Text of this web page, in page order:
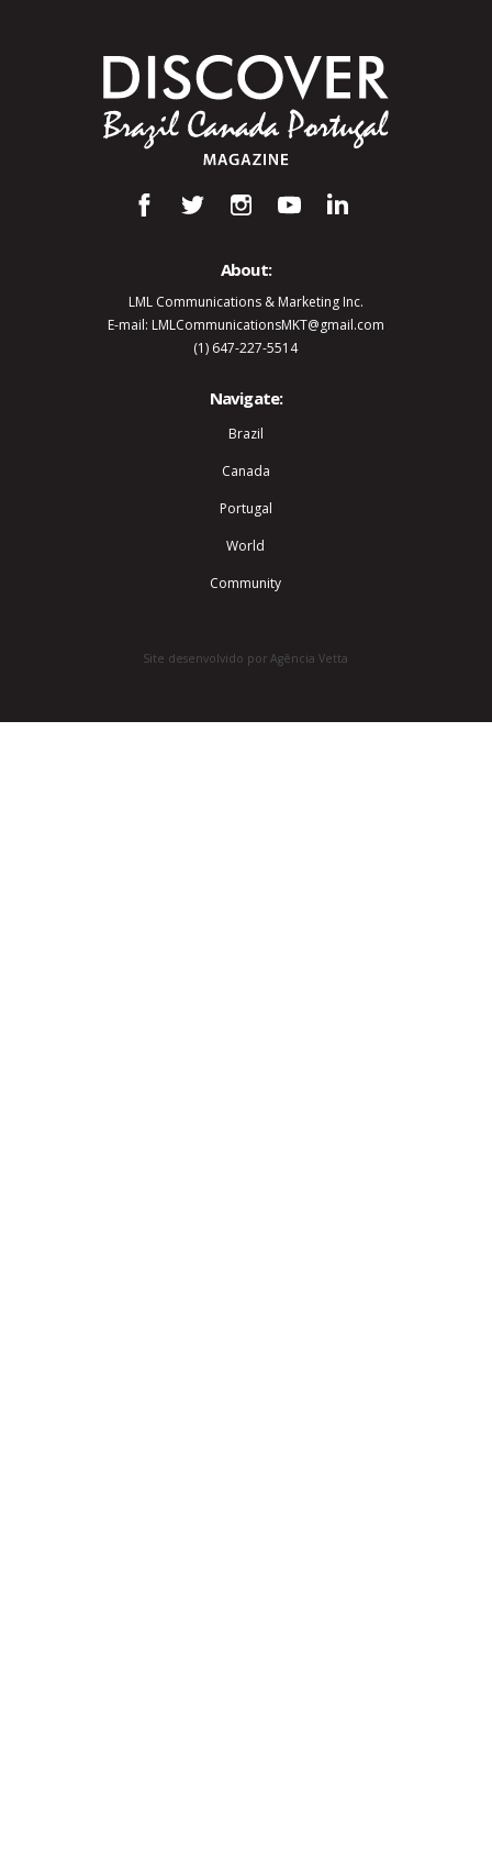
About:
LML Communications & Marketing Inc.
E-mail: LMLCommunicationsMKT@gmail.com
(1) 647-227-5514
Navigate:
Brazil
Canada
Portugal
World
Community
Site desenvolvido por Agência Vetta